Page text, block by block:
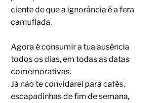
ciente de que a ignorância é a fera
camuflada.
Agora é consumir a tua ausência
todos os dias, em todas as datas
comemorativas.
Já não te convidarei para cafés,
escapadinhas de fim de semana,